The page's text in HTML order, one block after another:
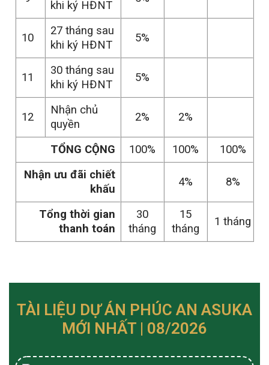
khi ký HĐNT
10
27 tháng sau
khi ký HĐNT
5%
11
30 tháng sau
khi ký HĐNT
5%
12
Nhận chủ
quyền
2% 2%
TỔNG CỘNG 100% 100%
100%
Nhận ưu đãi chiết
khấu
4% 8%
Tổng thời gian
thanh toán
30
tháng
15
tháng
1 tháng
TÀI LIỆU DỰ ÁN PHÚC AN ASUKA
MỚI NHẤT | 08/2026